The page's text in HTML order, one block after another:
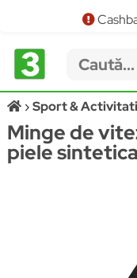
Sport &
Minge de
piele